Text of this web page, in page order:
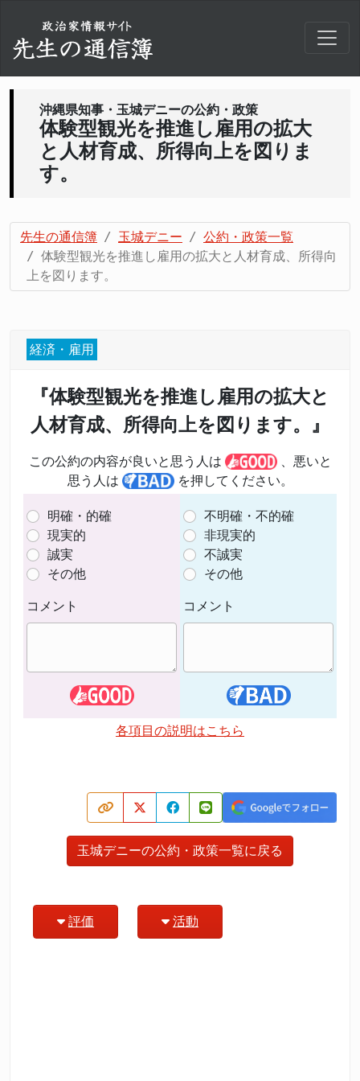
沖縄県知事・玉城デニーの公約・政策
体験型観光を推進し雇用の拡大
と人材育成、所得向上を図りま
す。
先生の通信簿 玉城デニー
公約・政策一覧
体験型観光を推進し雇用の拡大と人材育成、所得向
上を図ります。
経済・雇用
『体験型観光を推進し雇用の拡大と
人材育成、所得向上を図ります。』
この公約の内容が良いと思う人は
、悪いと
思う人は
を押してください。
明確・的確
現実的
誠実
その他
コメント
不明確・不的確
非現実的
不誠実
その他
コメント
各項目の説明はこちら
玉城デニーの公約・政策一覧に戻る
評価 活動